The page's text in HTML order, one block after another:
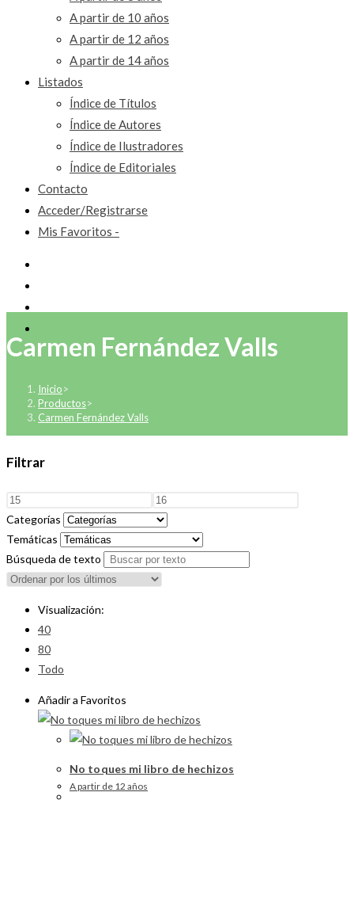
A partir de 10 años
A partir de 12 años
A partir de 14 años
Listados
Índice de Títulos
Índice de Autores
Índice de Ilustradores
Índice de Editoriales
Contacto
Acceder/Registrarse
Mis Favoritos -
Carmen Fernández Valls
Inicio>
Productos>
Carmen Fernández Valls
Filtrar
Categorías
Temáticas
Búsqueda de texto
Visualización:
40
80
Todo
Añadir a Favoritos
No toques mi libro de hechizos
A partir de 12 años